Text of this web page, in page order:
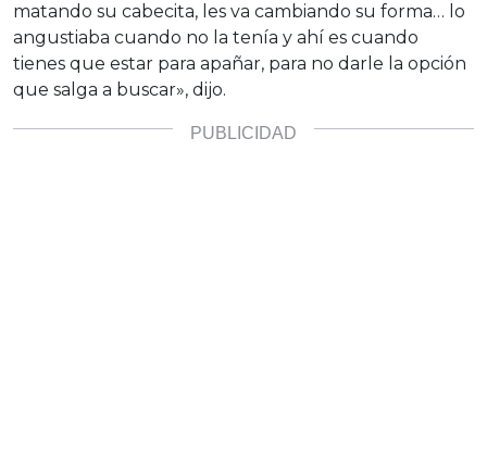
matando su cabecita, les va cambiando su forma… lo
angustiaba cuando no la tenía y ahí es cuando
tienes que estar para apañar, para no darle la opción
que salga a buscar», dijo.